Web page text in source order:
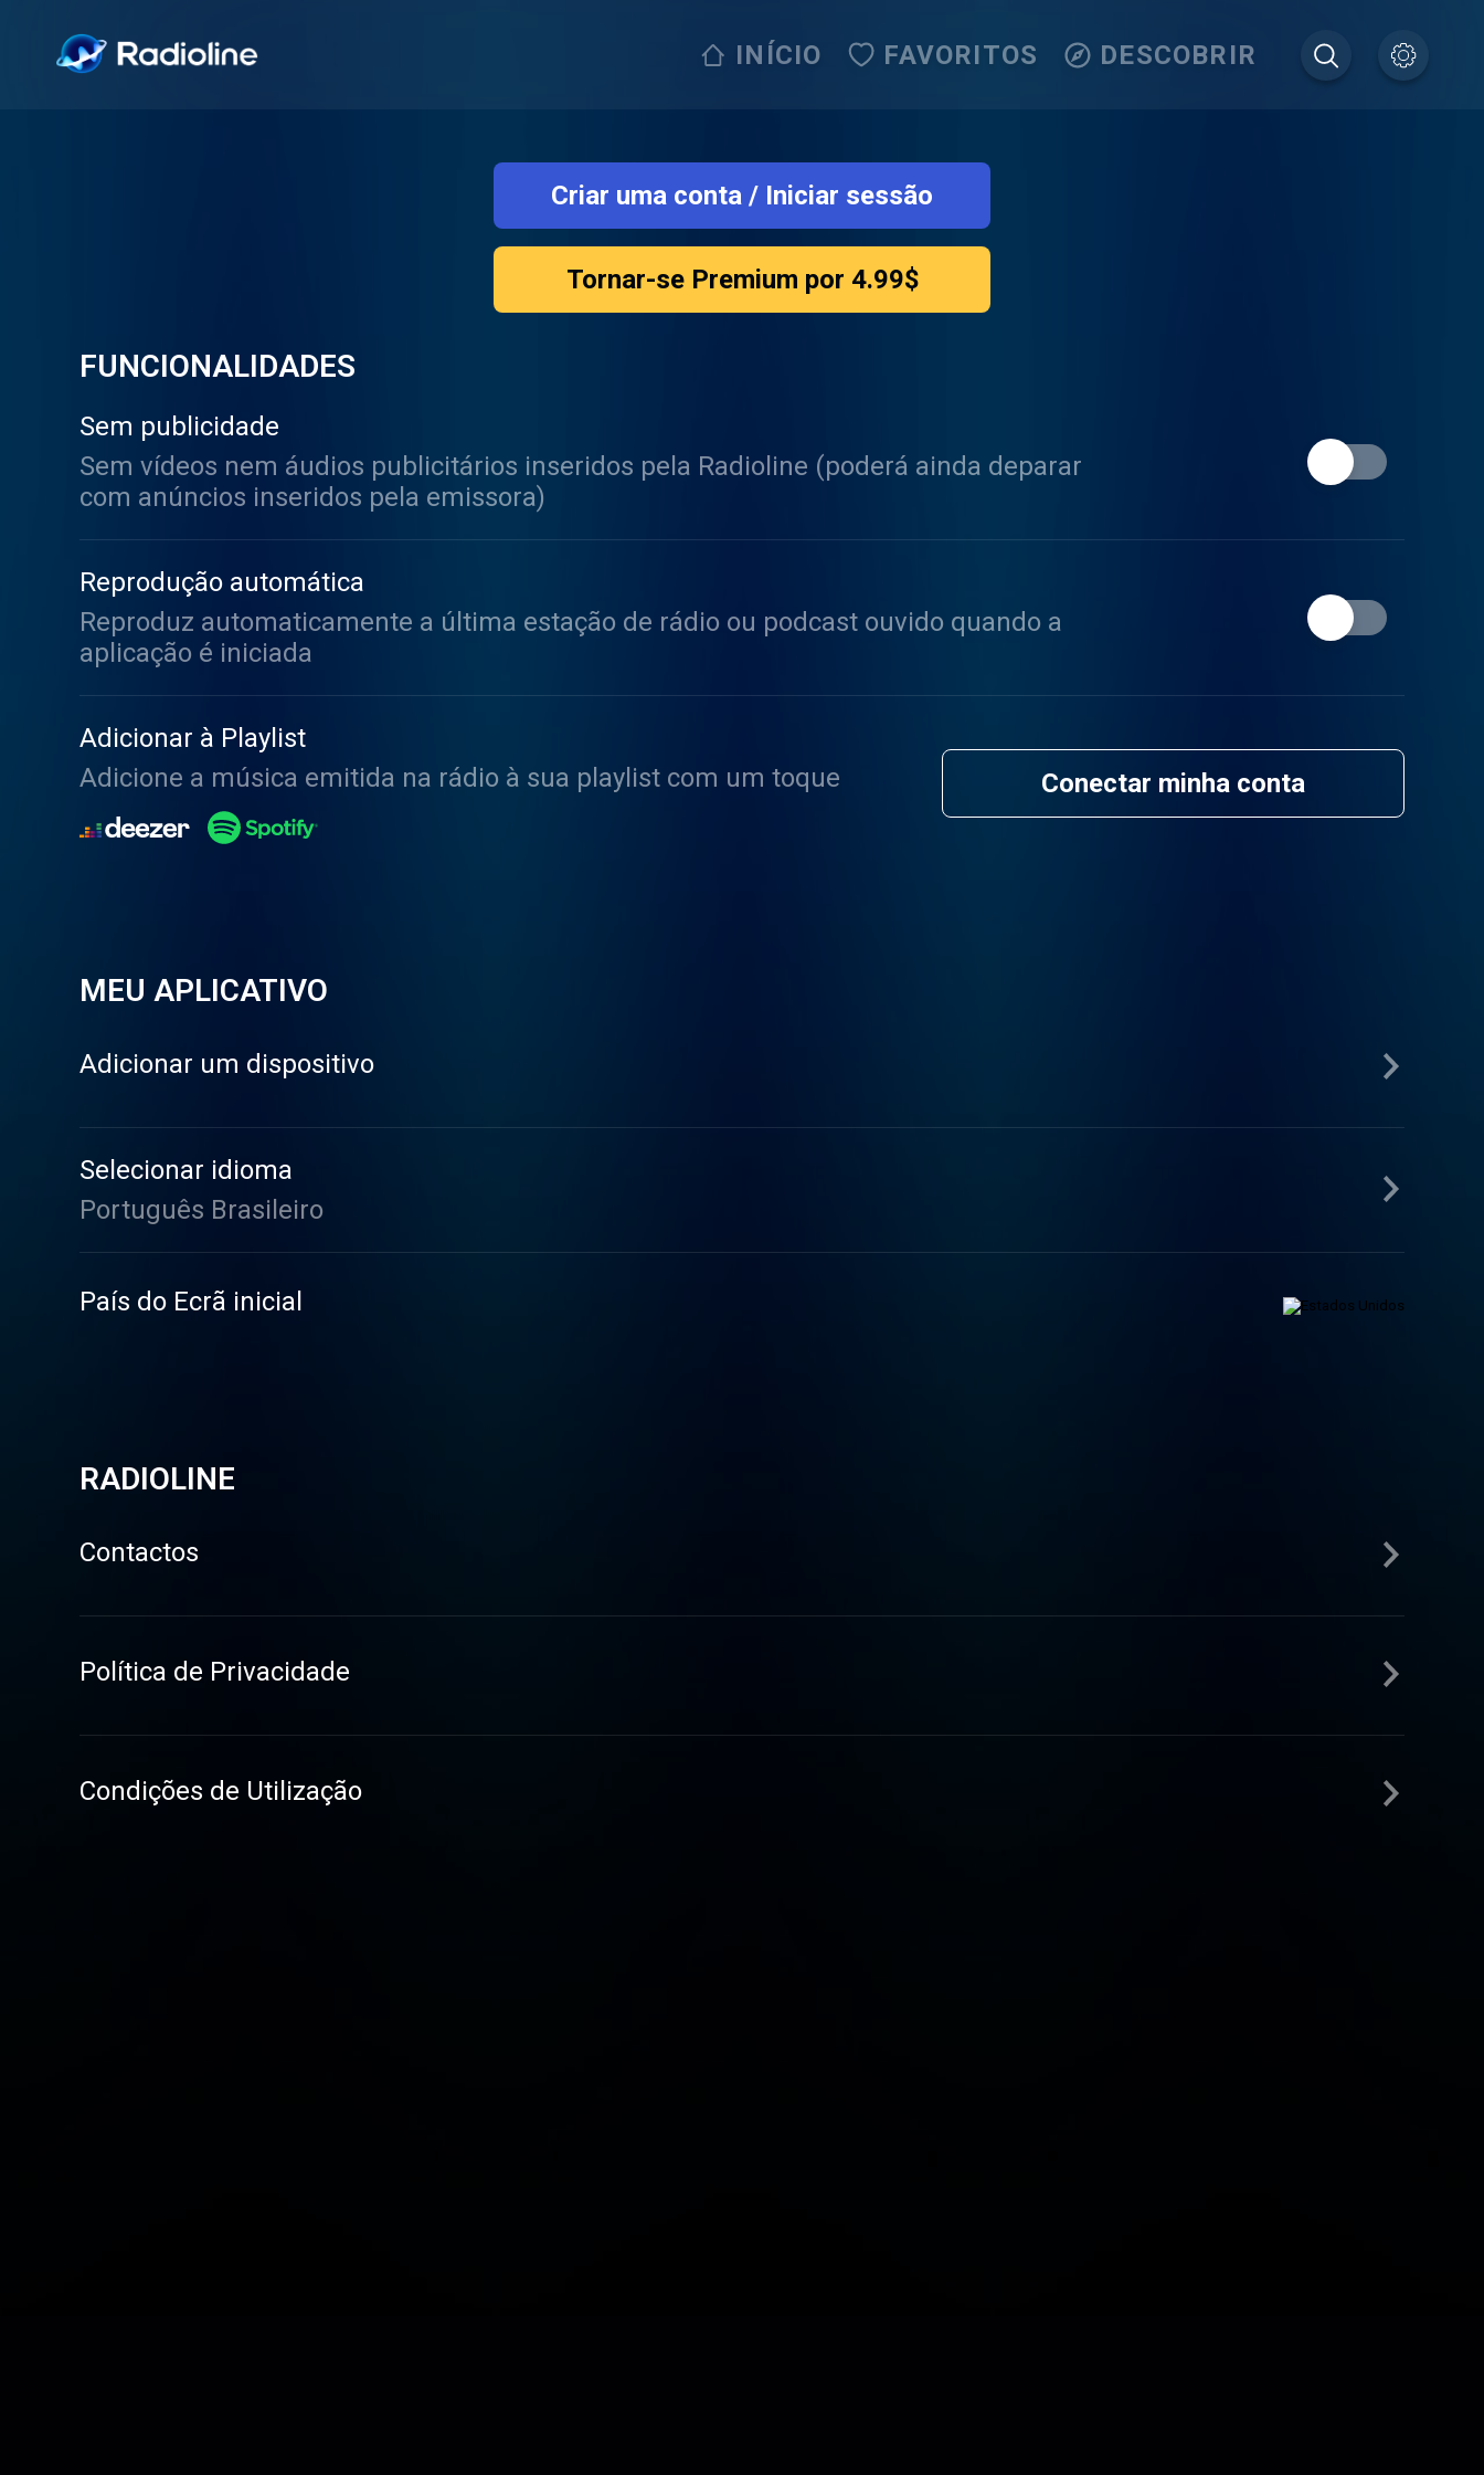
INÍCIO FAVORITOS DESCOBRIR
Criar uma conta / Iniciar sessão
Tornar-se Premium por 4.99$
FUNCIONALIDADES
Sem publicidade
Sem vídeos nem áudios publicitários inseridos pela Radioline (poderá ainda deparar
com anúncios inseridos pela emissora)
Reprodução automática
Reproduz automaticamente a última estação de rádio ou podcast ouvido quando a
aplicação é iniciada
Adicionar à Playlist
Adicione a música emitida na rádio à sua playlist com um toque
Conectar minha conta
MEU APLICATIVO
Adicionar um dispositivo
Selecionar idioma
Português Brasileiro
País do Ecrã inicial
RADIOLINE
Contactos
Política de Privacidade
Condições de Utilização